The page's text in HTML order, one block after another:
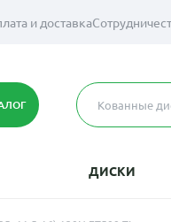
и доставка
ДИСКИ